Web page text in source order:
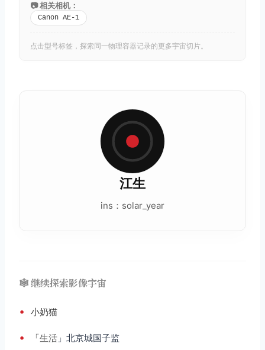
📷 相关相机：
Canon AE-1
点击型号标签，探索同一物理容器记录的更多宇宙切片。
江生
ins：solar_year
🕸️ 继续探索影像宇宙
• 小奶猫
• 「生活 」北京城国子监